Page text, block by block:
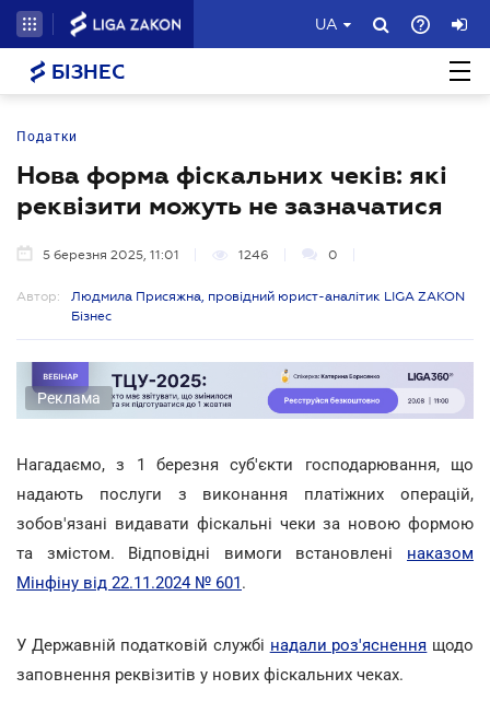
UA
БІЗНЕС
Податки
Нова форма фіскальних чеків: які
реквізити можуть не зазначатися
5 березня 2025, 11:01 1246 0
Автор:
Людмила Присяжна, провідний юрист-аналітик LIGA ZAKON
Бізнес
Реклама
Нагадаємо, з 1 березня суб'єкти господарювання, що
надають послуги з виконання платіжних операцій,
зобов'язані видавати фіскальні чеки за новою формою
та змістом. Відповідні вимоги встановлені наказом
Мінфіну від 22.11.2024 № 601.
У Державній податковій службі надали роз'яснення щодо
заповнення реквізитів у нових фіскальних чеках.